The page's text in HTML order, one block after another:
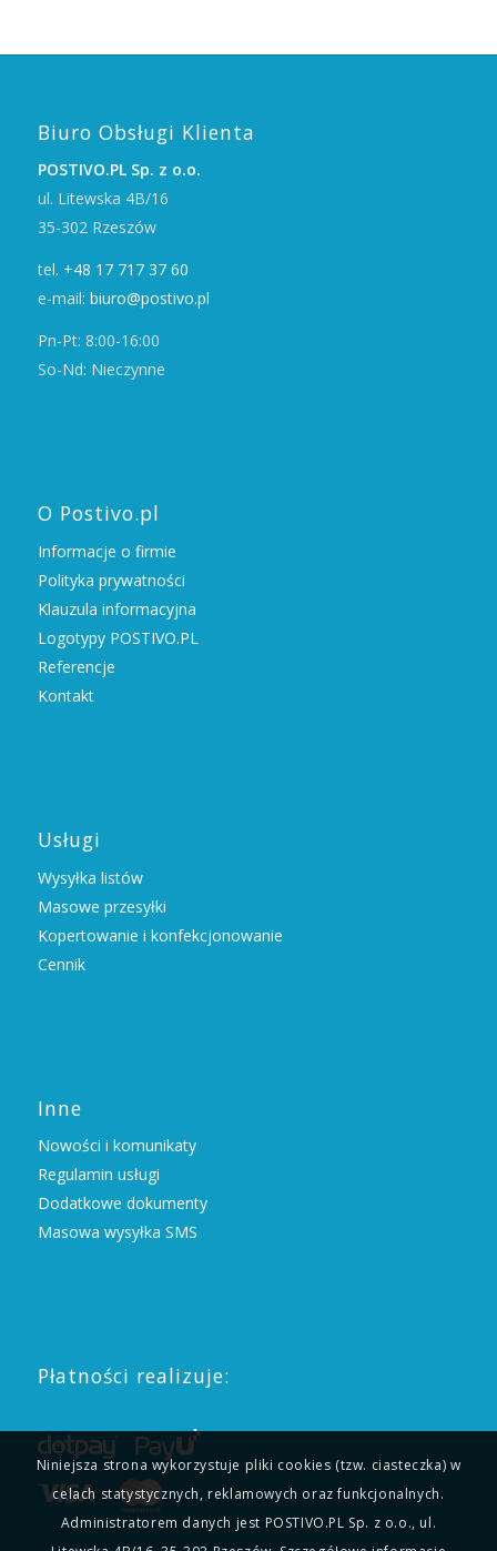
Biuro Obsługi Klienta
POSTIVO.PL Sp. z o.o.
ul. Litewska 4B/16
35-302 Rzeszów
tel. +48 17 717 37 60
e-mail: biuro@postivo.pl
Pn-Pt: 8:00-16:00
So-Nd: Nieczynne
O Postivo.pl
Informacje o firmie
Polityka prywatności
Klauzula informacyjna
Logotypy POSTIVO.PL
Referencje
Kontakt
Usługi
Wysyłka listów
Masowe przesyłki
Kopertowanie i konfekcjonowanie
Cennik
Inne
Nowości i komunikaty
Regulamin usługi
Dodatkowe dokumenty
Masowa wysyłka SMS
Płatności realizuje:
Niniejsza strona wykorzystuje pliki cookies (tzw. ciasteczka) w
celach statystycznych, reklamowych oraz funkcjonalnych.
Administratorem danych jest POSTIVO.PL Sp. z o.o., ul.